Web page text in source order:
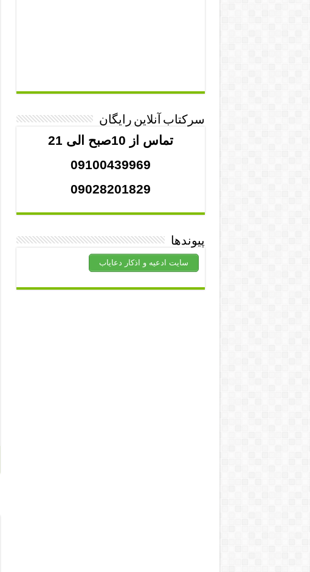
سرکتاب آنلاین رایگان
تماس از 10صبح الی 21
09100439969
09028201829
پیوندها
سایت ادعیه و اذکار دعایاب